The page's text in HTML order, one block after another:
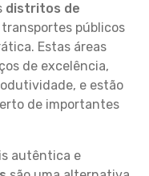
distritos de
públicos
Estas áreas
de excelência,
e estão
de importantes
autêntica e